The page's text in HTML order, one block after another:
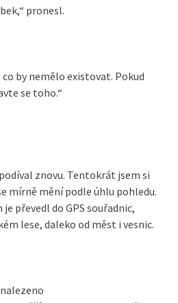
pronesl.
by nemělo existovat. Pokud
se toho.“
znovu. Tentokrát jsem si
mírně mění podle úhlu pohledu.
převedl do GPS souřadnic,
lese, daleko od měst i vesnic.